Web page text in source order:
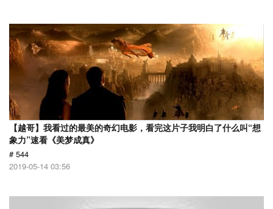
【越哥】我看过的最美的奇幻电影，看完这片子我明白了什么叫“想
象力”速看《美梦成真》
# 544
2019-05-14 03:56